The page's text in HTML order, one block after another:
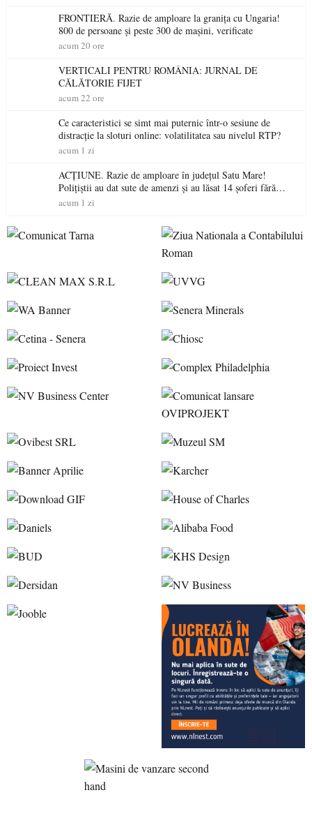
FRONTIERĂ. Razie de amploare la granița cu Ungaria!
800 de persoane și peste 300 de mașini, verificate
acum 20 ore
VERTICALI PENTRU ROMÂNIA: JURNAL DE
CĂLĂTORIE FIJET
acum 22 ore
Ce caracteristici se simt mai puternic într-o sesiune de
distracție la sloturi online: volatilitatea sau nivelul RTP?
acum 1 zi
ACȚIUNE. Razie de amploare în județul Satu Mare!
Polițiștii au dat sute de amenzi și au lăsat 14 șoferi fără
permis într-o singură zi
acum 1 zi